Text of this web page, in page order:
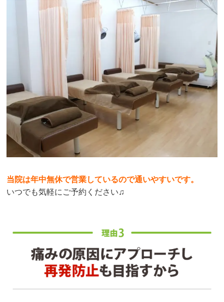
当院は年中無休で営業しているので通いやすいです。
いつでも気軽にご予約ください♫